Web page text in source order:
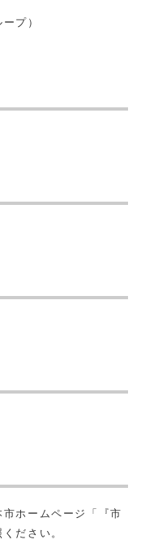
プ）
ホームページ「『市
ださい。